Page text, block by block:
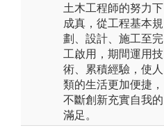
土木工程師的努力下
成真，從工程基本規
劃、設計、施工至完
工啟用，期間運用技
術、累積經驗，使人
類的生活更加便捷，
不斷創新充實自我的
滿足。